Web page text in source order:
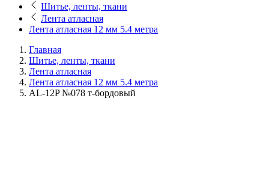
Шитье, ленты, ткани
Лента атласная
Лента атласная 12 мм 5.4 метра
Главная
Шитье, ленты, ткани
Лента атласная
Лента атласная 12 мм 5.4 метра
AL-12P №078 т-бордовый